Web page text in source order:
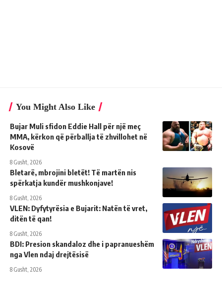
You Might Also Like
Bujar Muli sfidon Eddie Hall për një meç
MMA, kërkon që përballja të zhvillohet në
Kosovë
8 Gusht, 2026
Bletarë, mbrojini bletët! Të martën nis
spërkatja kundër mushkonjave!
8 Gusht, 2026
VLEN: Dyfytyrësia e Bujarit: Natën të vret,
ditën të qan!
8 Gusht, 2026
BDI: Presion skandaloz dhe i papranueshëm
nga Vlen ndaj drejtësisë
8 Gusht, 2026